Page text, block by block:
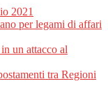
2021
per legami di affari
un attacco al
tra Regioni